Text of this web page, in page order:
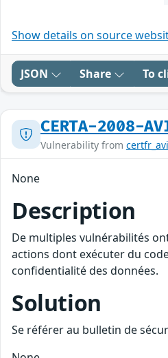
Show details on source
JSON Share To
CERTA-2008-
Vulnerability from
None
Description
De multiples vulnérabilités
actions dont exécuter du
confidentialité des données.
Solution
Se référer au bulletin de